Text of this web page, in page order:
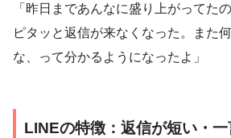
「昨日まであんなに盛り上がってた
ピタッと返信が来なくなった。また
な、って分かるようになったよ」
LINEの特徴：返信が短い・